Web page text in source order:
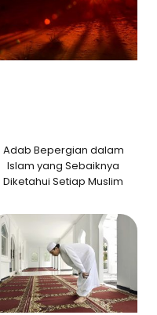
Adab Bepergian dalam
Islam yang Sebaiknya
Diketahui Setiap Muslim